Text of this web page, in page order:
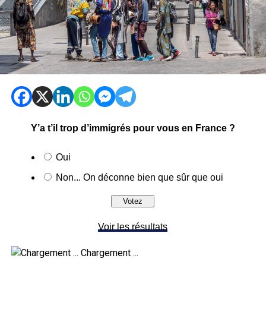
Y’a t’il trop d’immigrés pour vous en France ?
Oui
Non... On déconne bien que sûr que oui
Voir les résultats
Chargement ...